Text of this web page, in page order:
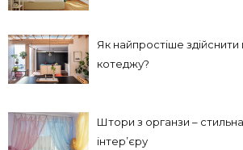
Як найпростіше
котеджу?
Штори з органзи –
інтер’єру